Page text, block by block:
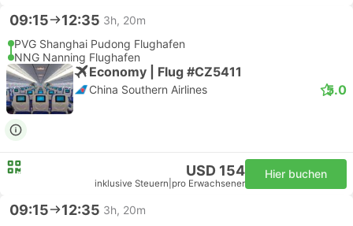
09:15 12:35 3h, 20m
PVG Shanghai Pudong Flughafen
NNG Nanning Flughafen
Economy | Flug #CZ5411
China Southern Airlines 5.0
USD 154
inklusive Steuern pro Erwachsener
Hier buchen
09:15 12:35 3h, 20m